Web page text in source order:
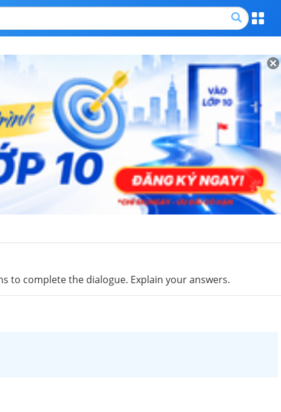
to complete the dialogue. Explain your answers.